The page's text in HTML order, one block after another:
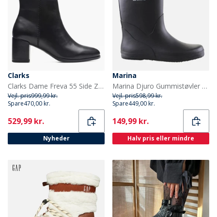
Clarks
Clarks Dame Freva 55 Side Zip Støvler Black Leather
Vejl. pris999,99 kr.
Spare470,00 kr.
Current
529,99 kr.
Nyheder
Marina
Marina Djuro Gummistøvler Sort
Vejl. pris598,99 kr.
Spare449,00 kr.
Current
149,99 kr.
Halv pris eller mindre